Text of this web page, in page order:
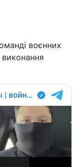
воєнних
виконання